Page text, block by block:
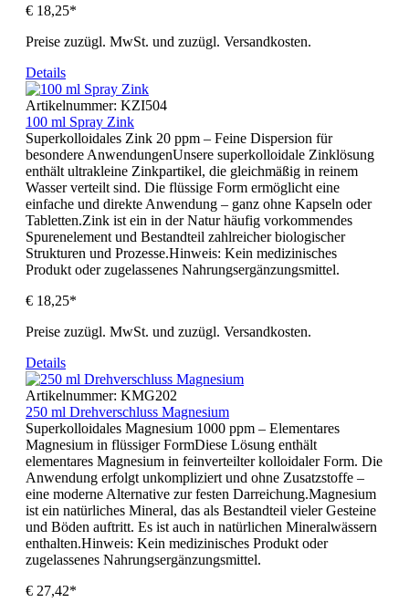
€ 18,25*
Preise zuzügl. MwSt. und zuzügl. Versandkosten.
Details
Artikelnummer: KZI504
100 ml Spray Zink
Superkolloidales Zink 20 ppm – Feine Dispersion für
besondere AnwendungenUnsere superkolloidale Zinklösung
enthält ultrakleine Zinkpartikel, die gleichmäßig in reinem
Wasser verteilt sind. Die flüssige Form ermöglicht eine
einfache und direkte Anwendung – ganz ohne Kapseln oder
Tabletten.Zink ist ein in der Natur häufig vorkommendes
Spurenelement und Bestandteil zahlreicher biologischer
Strukturen und Prozesse.Hinweis: Kein medizinisches
Produkt oder zugelassenes Nahrungsergänzungsmittel.
€ 18,25*
Preise zuzügl. MwSt. und zuzügl. Versandkosten.
Details
Artikelnummer: KMG202
250 ml Drehverschluss Magnesium
Superkolloidales Magnesium 1000 ppm – Elementares
Magnesium in flüssiger FormDiese Lösung enthält
elementares Magnesium in feinverteilter kolloidaler Form. Die
Anwendung erfolgt unkompliziert und ohne Zusatzstoffe –
eine moderne Alternative zur festen Darreichung.Magnesium
ist ein natürliches Mineral, das als Bestandteil vieler Gesteine
und Böden auftritt. Es ist auch in natürlichen Mineralwässern
enthalten.Hinweis: Kein medizinisches Produkt oder
zugelassenes Nahrungsergänzungsmittel.
€ 27,42*